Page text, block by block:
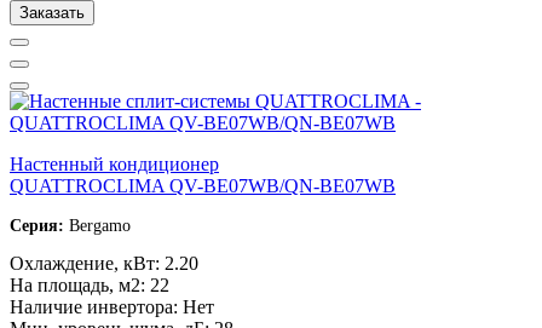
Заказать
Настенный кондиционер
QUATTROCLIMA QV-BE07WB/QN-BE07WB
Серия: Bergamo
Охлаждение, кВт: 2.20
На площадь, м2: 22
Наличие инвертора: Нет